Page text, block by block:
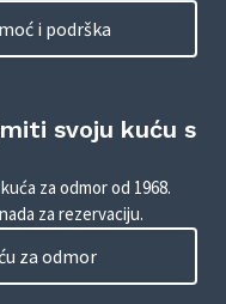
i podrška
svoju kuću s
za odmor od 1968.
za rezervaciju.
za odmor